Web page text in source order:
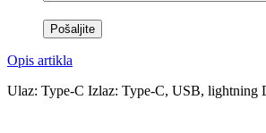
Opis artikla
Ulaz: Type-C Izlaz: Type-C, USB, lightning